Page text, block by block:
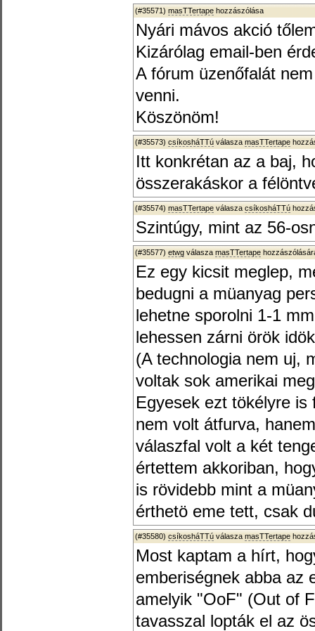
(#35571) masTTertape hozzászólása
Nyári mávos akció
Kizárólag email-ben
A fórum üzenőfalát
venni.
Köszönöm!
(#35573) csíkosháTTú válasza masTTertape
Itt konkrétan az a baj,
összerakáskor a
(#35574) masTTertape válasza csíkosháTTú
Szintúgy, mint az 56-
(#35577) etwg válasza masTTertape
Ez egy kicsit meglep,
bedugni a müanyag
lehetne sporolni 1-1
lehessen zárni örök
(A technologia nem uj,
voltak sok amerikai
Egyesek ezt tökélyre
nem volt átfurva,
válaszfal volt a két
értettem akkoriban,
is rövidebb mint a
érthetö eme tett, csak
(#35580) csíkosháTTú válasza masTTertape
Most kaptam a hírt,
emberiségnek abba az
amelyik "OoF" (Out of
tavasszal lopták el az